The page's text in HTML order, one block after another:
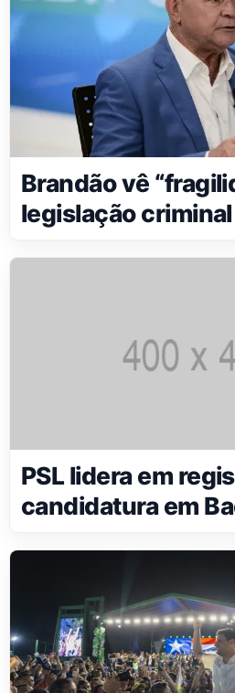
Brandão vê
legislação
PSL lidera em
candidatura em